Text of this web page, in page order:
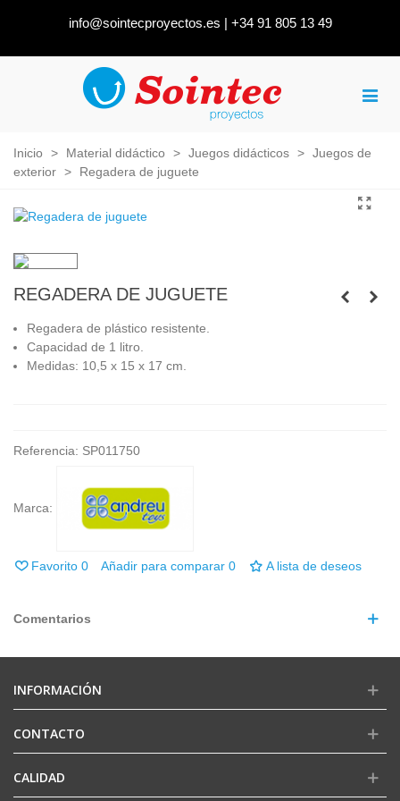
info@sointecproyectos.es | +34 91 805 13 49
Inicio > Material didáctico > Juegos didácticos > Juegos de
exterior > Regadera de juguete
REGADERA DE JUGUETE
Regadera de plástico resistente.
Capacidad de 1 litro.
Medidas: 10,5 x 15 x 17 cm.
Referencia: SP011750
Marca:
Favorito 0 Añadir para comparar 0 A lista de deseos
Comentarios
INFORMACIÓN
CONTACTO
CALIDAD